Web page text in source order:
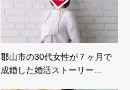
郡山市の30代女性が７ヶ月で
成婚した婚活ストーリー…